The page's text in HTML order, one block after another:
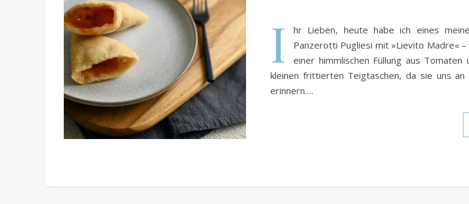
I
hr Lieben, heute habe ich eines
Panzerotti Pugliesi mit »Lievito Madre«
einer himmlischen Füllung aus
kleinen frittierten Teigtaschen, da sie uns
erinnern.…